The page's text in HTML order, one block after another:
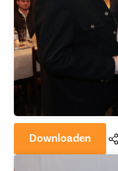
Downloaden